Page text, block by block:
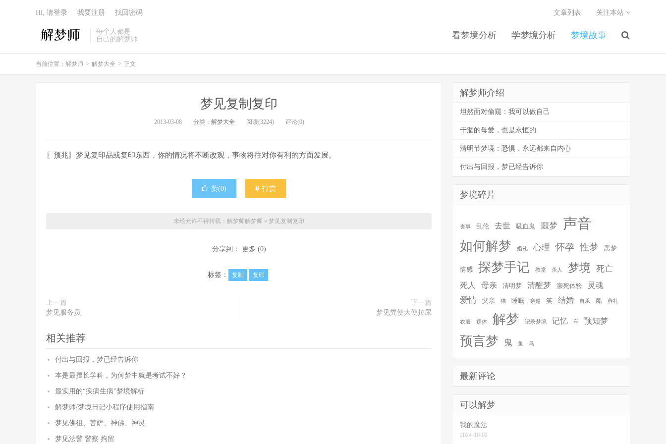
每个人都是
自己的解梦师
看梦境分析 学梦境分析 梦境故事
文章列表 关注本站
Hi, 请登录 我要注册 找回密码
当前位置： 解梦师 > 解梦大全 > 正文
梦见复制复印
2013-03-08 分类： 解梦大全 阅读(3224) 评论(0)
〖预兆〗梦见复印品或复印东西，你的情况将不断改观，事物将往对你有利的方面发展。
赞(0) 打赏
未经允许不得转载：解梦师解梦师 » 梦见复制复印
分享到： 更多 (0)
标签： 复制 复印
上一篇
梦见服务员
下一篇
梦见粪便大便拉屎
相关推荐
付出与回报，梦已经告诉你
本是最擅长学科，为何梦中就是考试不好？
最实用的“疾病生病”梦境解析
解梦师/梦境日记小程序使用指南
梦见佛祖、菩萨、神佛、神灵
梦见法警 警察 拘留
解梦师介绍
坦然面对偷窥：我可以做自己
干涸的母爱，也是永恒的
清明节梦境：恐惧，永远都来自内心
付出与回报，梦已经告诉你
梦境碎片
丧事 乱伦 去世 吸血鬼 噩梦 声音
如何解梦 婚礼 心理 怀孕 性梦 恶梦
情感 探梦手记 教堂 杀人 梦境 死亡
死人 母亲 清明梦 清醒梦 濒死体验 灵魂
爱情 父亲 猫 睡眠 穿越 笑 结婚 自杀 船 葬礼
衣服 裸体 解梦 记录梦境 记忆 车 预知梦
预言梦 鬼 鱼 鸟
最新评论
可以解梦
我的魔法
2024-10-02